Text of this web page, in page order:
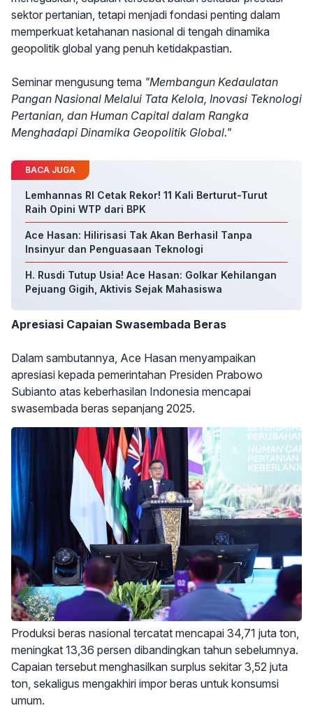
sektor pertanian, tetapi menjadi fondasi penting dalam
memperkuat ketahanan nasional di tengah dinamika
geopolitik global yang penuh ketidakpastian.
Seminar mengusung tema "Membangun Kedaulatan
Pangan Nasional Melalui Tata Kelola, Inovasi Teknologi
Pertanian, dan Human Capital dalam Rangka
Menghadapi Dinamika Geopolitik Global."
BACA JUGA
Lemhannas RI Cetak Rekor! 11 Kali Berturut-Turut
Raih Opini WTP dari BPK
Ace Hasan: Hilirisasi Tak Akan Berhasil Tanpa
Insinyur dan Penguasaan Teknologi
H. Rusdi Tutup Usia! Ace Hasan: Golkar Kehilangan
Pejuang Gigih, Aktivis Sejak Mahasiswa
Apresiasi Capaian Swasembada Beras
Dalam sambutannya, Ace Hasan menyampaikan
apresiasi kepada pemerintahan Presiden Prabowo
Subianto atas keberhasilan Indonesia mencapai
swasembada beras sepanjang 2025.
Produksi beras nasional tercatat mencapai 34,71 juta ton,
meningkat 13,36 persen dibandingkan tahun sebelumnya.
Capaian tersebut menghasilkan surplus sekitar 3,52 juta
ton, sekaligus mengakhiri impor beras untuk konsumsi
umum.